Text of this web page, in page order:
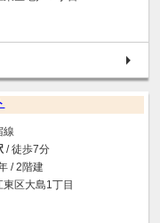
線
/ 徒歩7分
/ 2階建
東区大島1丁目